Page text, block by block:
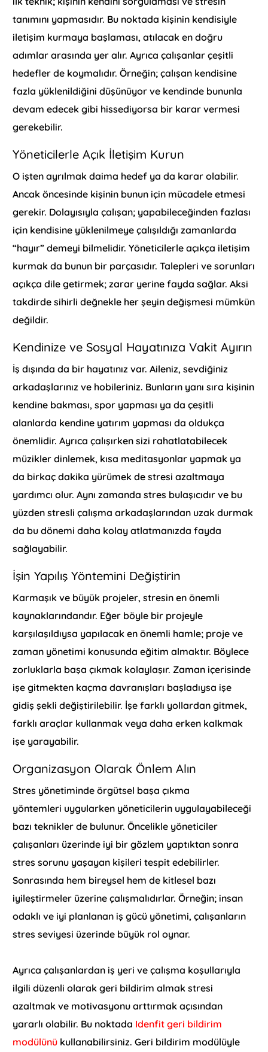
tanımını yapmasıdır. Bu noktada kişinin kendisiyle
iletişim kurmaya başlaması, atılacak en doğru
adımlar arasında yer alır. Ayrıca çalışanlar çeşitli
hedefler de koymalıdır. Örneğin; çalışan kendisine
fazla yüklenildiğini düşünüyor ve kendinde bununla
devam edecek gibi hissediyorsa bir karar vermesi
gerekebilir.
Yöneticilerle Açık İletişim Kurun
O işten ayrılmak daima hedef ya da karar olabilir.
Ancak öncesinde kişinin bunun için mücadele etmesi
gerekir. Dolayısıyla çalışan; yapabileceğinden fazlası
için kendisine yüklenilmeye çalışıldığı zamanlarda
“hayır” demeyi bilmelidir. Yöneticilerle açıkça iletişim
kurmak da bunun bir parçasıdır. Talepleri ve sorunları
açıkça dile getirmek; zarar yerine fayda sağlar. Aksi
takdirde sihirli değnekle her şeyin değişmesi mümkün
değildir.
Kendinize ve Sosyal Hayatınıza Vakit Ayırın
İş dışında da bir hayatınız var. Aileniz, sevdiğiniz
arkadaşlarınız ve hobileriniz. Bunların yanı sıra kişinin
kendine bakması, spor yapması ya da çeşitli
alanlarda kendine yatırım yapması da oldukça
önemlidir. Ayrıca çalışırken sizi rahatlatabilecek
müzikler dinlemek, kısa meditasyonlar yapmak ya
da birkaç dakika yürümek de stresi azaltmaya
yardımcı olur. Aynı zamanda stres bulaşıcıdır ve bu
yüzden stresli çalışma arkadaşlarından uzak durmak
da bu dönemi daha kolay atlatmanızda fayda
sağlayabilir.
İşin Yapılış Yöntemini Değiştirin
Karmaşık ve büyük projeler, stresin en önemli
kaynaklarındandır. Eğer böyle bir projeyle
karşılaşıldıysa yapılacak en önemli hamle; proje ve
zaman yönetimi konusunda eğitim almaktır. Böylece
zorluklarla başa çıkmak kolaylaşır. Zaman içerisinde
işe gitmekten kaçma davranışları başladıysa işe
gidiş şekli değiştirilebilir. İşe farklı yollardan gitmek,
farklı araçlar kullanmak veya daha erken kalkmak
işe yarayabilir.
Organizasyon Olarak Önlem Alın
Stres yönetiminde örgütsel başa çıkma
yöntemleri uygularken yöneticilerin uygulayabileceği
bazı teknikler de bulunur. Öncelikle yöneticiler
çalışanları üzerinde iyi bir gözlem yaptıktan sonra
stres sorunu yaşayan kişileri tespit edebilirler.
Sonrasında hem bireysel hem de kitlesel bazı
iyileştirmeler üzerine çalışmalıdırlar. Örneğin; insan
odaklı ve iyi planlanan iş gücü yönetimi, çalışanların
stres seviyesi üzerinde büyük rol oynar.
Ayrıca çalışanlardan iş yeri ve çalışma koşullarıyla
ilgili düzenli olarak geri bildirim almak stresi
azaltmak ve motivasyonu arttırmak açısından
yararlı olabilir. Bu noktada Idenfit geri bildirim
modülünü kullanabilirsiniz. Geri bildirim modülüyle